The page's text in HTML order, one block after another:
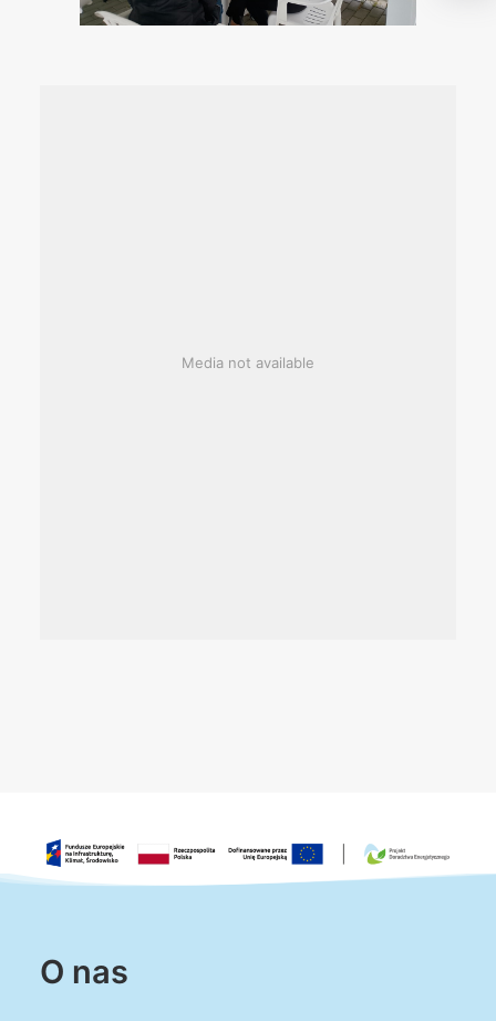
Media not available
O nas